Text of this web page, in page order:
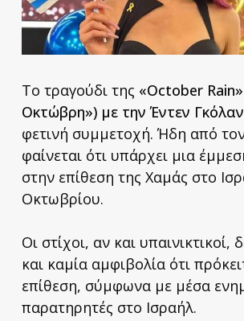
Το τραγούδι της «October
Οκτώβρη») με την Έντεν Γκόλαν
φετινή συμμετοχή. Ήδη από
φαίνεται ότι υπάρχει μια
στην επίθεση της Χαμάς στο
Οκτωβρίου.
Οι στίχοι, αν και
και καμία αμφιβολία ότι
επίθεση, σύμφωνα με μέσα
παρατηρητές στο Ισραήλ.